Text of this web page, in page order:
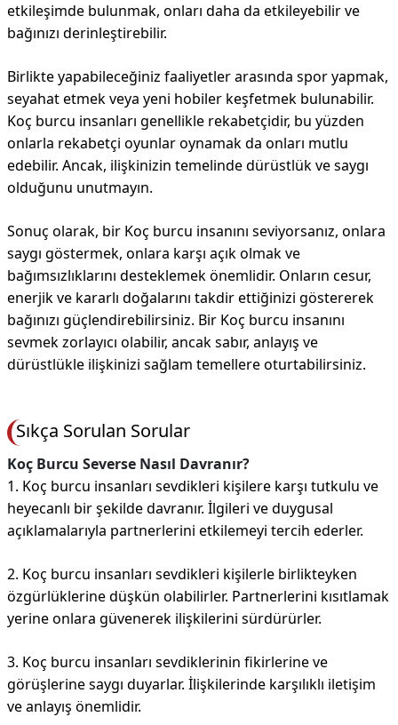
etkileşimde bulunmak, onları daha da etkileyebilir ve
bağınızı derinleştirebilir.
Birlikte yapabileceğiniz faaliyetler arasında spor yapmak,
seyahat etmek veya yeni hobiler keşfetmek bulunabilir.
Koç burcu insanları genellikle rekabetçidir, bu yüzden
onlarla rekabetçi oyunlar oynamak da onları mutlu
edebilir. Ancak, ilişkinizin temelinde dürüstlük ve saygı
olduğunu unutmayın.
Sonuç olarak, bir Koç burcu insanını seviyorsanız, onlara
saygı göstermek, onlara karşı açık olmak ve
bağımsızlıklarını desteklemek önemlidir. Onların cesur,
enerjik ve kararlı doğalarını takdir ettiğinizi göstererek
bağınızı güçlendirebilirsiniz. Bir Koç burcu insanını
sevmek zorlayıcı olabilir, ancak sabır, anlayış ve
dürüstlükle ilişkinizi sağlam temellere oturtabilirsiniz.
Sıkça Sorulan Sorular
Koç Burcu Severse Nasıl Davranır?
1. Koç burcu insanları sevdikleri kişilere karşı tutkulu ve
heyecanlı bir şekilde davranır. İlgileri ve duygusal
açıklamalarıyla partnerlerini etkilemeyi tercih ederler.
2. Koç burcu insanları sevdikleri kişilerle birlikteyken
özgürlüklerine düşkün olabilirler. Partnerlerini kısıtlamak
yerine onlara güvenerek ilişkilerini sürdürürler.
3. Koç burcu insanları sevdiklerinin fikirlerine ve
görüşlerine saygı duyarlar. İlişkilerinde karşılıklı iletişim
ve anlayış önemlidir.